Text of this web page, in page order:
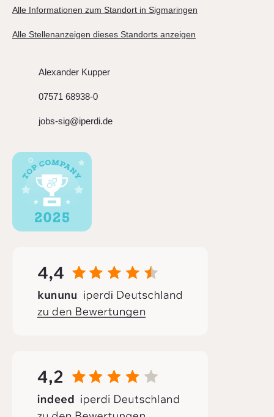
Alle Informationen zum Standort in Sigmaringen
Alle Stellenanzeigen dieses Standorts anzeigen
Alexander Kupper
07571 68938-0
jobs-sig@iperdi.de